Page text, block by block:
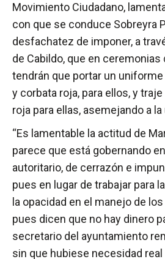
Movimiento Ciudadano,
con que se conduce Sobreyra
desfachatez de imponer, a
de Cabildo, que en
tendrán que portar un
y corbata roja, para ellos, y
roja para ellas, asemejando a
“Es lamentable la actitud de
parece que está gobernando
autoritario, de cerrazón e
pues en lugar de trabajar para
la opacidad en el manejo de
pues dicen que no hay dinero
secretario del ayuntamiento
sin que hubiese necesidad real